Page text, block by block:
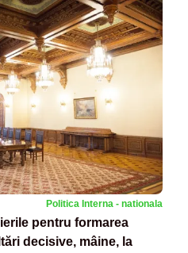
Politica Interna - nationala
pentru formarea
decisive, mâine, la